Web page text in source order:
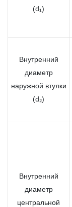
(d₁)
Внутренний
диаметр
наружной втулки
(d₂)
Внутренний
диаметр
центральной